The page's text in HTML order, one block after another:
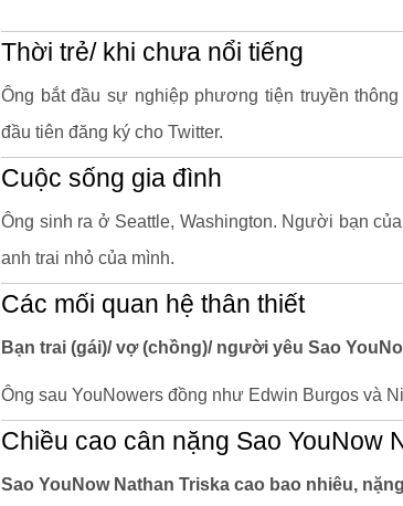
Thời trẻ/ khi chưa nổi tiếng
Ông bắt đầu sự nghiệp phương tiện truyền
đầu tiên đăng ký cho Twitter.
Cuộc sống gia đình
Ông sinh ra ở Seattle, Washington. Người bạn
anh trai nhỏ của mình.
Các mối quan hệ thân thiết
Bạn trai (gái)/ vợ (chồng)/ người yêu Sao
Ông sau YouNowers đồng như Edwin Burgos và
Chiều cao cân nặng Sao YouNow
Sao YouNow Nathan Triska cao bao nhiêu,